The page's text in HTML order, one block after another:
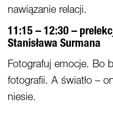
nawiązanie relacji.
11:15 – 12:30 –
Stanisława Surmana
Fotografuj emocje. Bo
fotografii. A światło –
niesie.